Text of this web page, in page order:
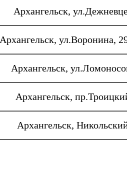
Архангельск,
Архангельск, ул.Воронина,
Архангельск,
Архангельск,
Архангельск,